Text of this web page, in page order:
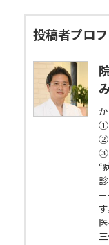
投稿者プロ
①
②
③
“
す